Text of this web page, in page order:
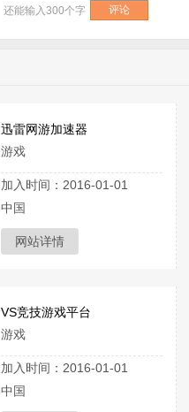
还能输入300个字
迅雷网游加速器
游戏
加入时间：2016-01-01
中国
网站详情
VS竞技游戏平台
游戏
加入时间：2016-01-01
中国